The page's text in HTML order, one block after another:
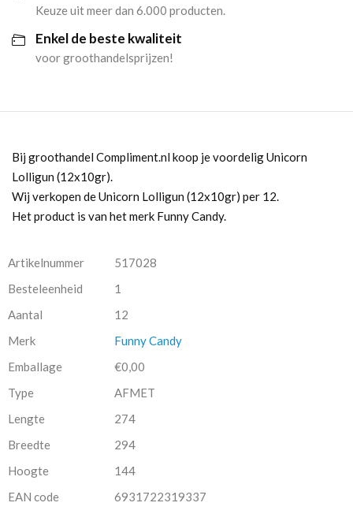
Keuze uit meer dan 6.000 producten.
Enkel de beste kwaliteit
voor groothandelsprijzen!
Bij groothandel Compliment.nl koop je voordelig Unicorn
Lolligun (12x10gr).
Wij verkopen de Unicorn Lolligun (12x10gr) per 12.
Het product is van het merk Funny Candy.
Artikelnummer
517028
Besteleenheid
1
Aantal
12
Merk
Funny Candy
Emballage
€0,00
Type
AFMET
Lengte
274
Breedte
294
Hoogte
144
EAN code
6931722319337